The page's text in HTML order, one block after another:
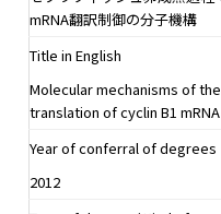
mRNA翻訳制御の分子機構
Title in English
Molecular mechanisms of
translation of cyclin B1
Year of conferral of degrees
2012